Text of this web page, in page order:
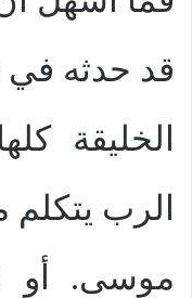
قد حدثه في
الخليقة
الرب يتكلم
موسى. أو